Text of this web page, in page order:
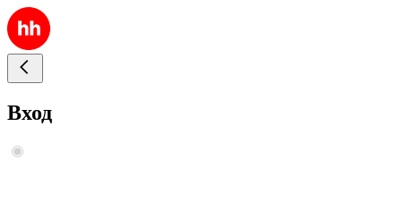
Вход